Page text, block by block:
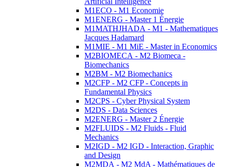
M1ECO - M1 Economie
M1ENERG - Master 1 Énergie
M1MATHJHADA - M1 - Mathematiques
Jacques Hadamard
M1MIE - M1 MiE - Master in Economics
M2BIOMECA - M2 Biomeca -
Biomechanics
M2BM - M2 Biomechanics
M2CFP - M2 CFP - Concepts in
Fundamental Physics
M2CPS - Cyber Physical System
M2DS - Data Sciences
M2ENERG - Master 2 Énergie
M2FLUIDS - M2 Fluids - Fluid
Mechanics
M2IGD - M2 IGD - Interaction, Graphic
and Design
M2MDA - M2 MdA - Mathématiques de